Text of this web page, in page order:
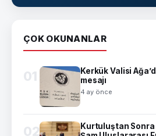
ÇOK OKUNANLAR
01
Kerkük Valisi
mesajı
4 ay önce
02
Kurtuluştan